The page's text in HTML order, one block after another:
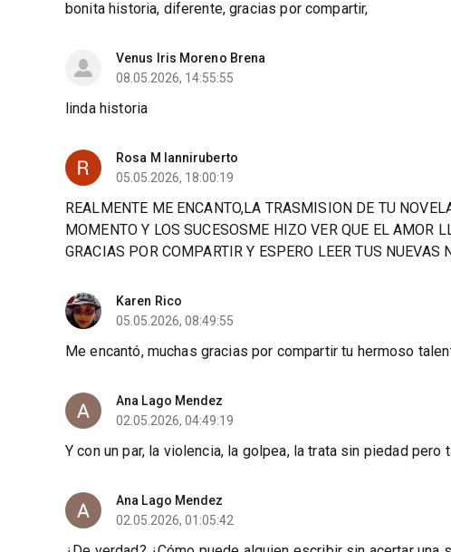
bonita historia, diferente, gracias por compartir,
Venus Iris Moreno Brena
08.05.2026, 14:55:55
linda historia
Rosa M Ianniruberto
05.05.2026, 18:00:19
REALMENTE ME ENCANTO,LA TRASMISION DE TU
MOMENTO Y LOS SUCESOSME HIZO VER QUE EL AMOR
GRACIAS POR COMPARTIR Y ESPERO LEER TUS NUEVAS
Karen Rico
05.05.2026, 08:49:55
Me encantó, muchas gracias por compartir tu hermoso
Ana Lago Mendez
02.05.2026, 04:49:19
Y con un par, la violencia, la golpea, la trata sin piedad pero
Ana Lago Mendez
02.05.2026, 01:05:42